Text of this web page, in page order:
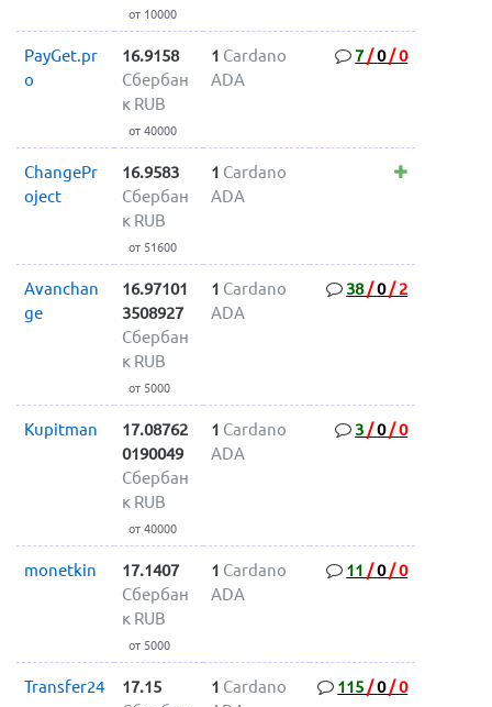
от 10000
PayGet.pr
o
16.9158
Сбербан
к RUB
от 40000
1 Cardano
ADA
7/0/0
ChangePr
oject
16.9583
Сбербан
к RUB
от 51600
1 Cardano
ADA
Avanchan
ge
16.97101
3508927
Сбербан
к RUB
от 5000
1 Cardano
ADA
38/0/ 2
Kupitman
17.08762
0190049
Сбербан
к RUB
от 40000
1 Cardano
ADA
3 /0/0
monetkin
17.1407
Сбербан
к RUB
от 5000
1 Cardano
ADA
11 /0/0
Transfer24
17.15
1 Cardano
115 /0/0